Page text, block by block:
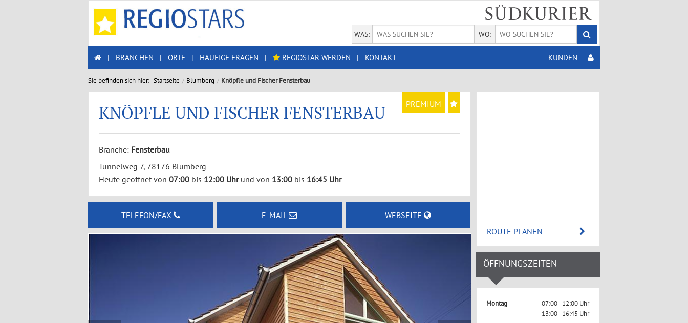
WAS: WO:
| BRANCHEN | ORTE | HÄUFIGE FRAGEN | REGIOSTAR WERDEN | KONTAKT KUNDEN
Sie befinden sich hier: Startseite Blumberg Knöpfle und Fischer Fensterbau
PREMIUM
KNÖPFLE UND FISCHER FENSTERBAU
Branche: Fensterbau
Tunnelweg 7, 78176 Blumberg
Heute geöffnet von 07:00 bis 12:00 Uhrund von 13:00 bis 16:45 Uhr
TELEFON/FAX E-MAIL WEBSEITE
ROUTE PLANEN
ÖFFNUNGSZEITEN
Montag
07:00 - 12:00 Uhr
13:00 - 16:45 Uhr